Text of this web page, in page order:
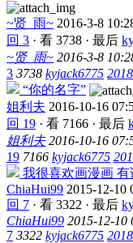
~贤_雨~ 2016-3-8
回 3 · 看 3738 · 最后
~贤_雨~ 2016-3-8
3 3738 kyjack6775
“你的名字”
姐利夫 2016-10-16
回 19 · 看 7166 · 最后
姐利夫 2016-10-16
19 7166 kyjack6775
我很喜欢画漫画
ChiaHui99 2015-12-10
回 7 · 看 3322 · 最后
ChiaHui99 2015-12-10
7 3322 kyjack6775